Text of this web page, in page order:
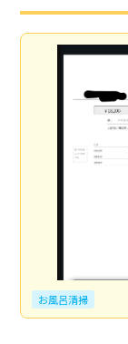
お風呂清掃